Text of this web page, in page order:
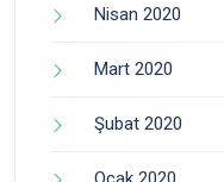
Nisan 2020
Mart 2020
Şubat 2020